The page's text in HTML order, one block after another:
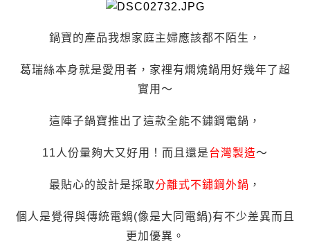
鍋寶的產品我想家庭主婦應該都不陌生，
葛瑞絲本身就是愛用者，家裡有燜燒鍋用好幾年了超
實用～
這陣子鍋寶推出了這款全能不鏽鋼電鍋，
11人份量夠大又好用！而且還是台灣製造～
最貼心的設計是採取分離式不鏽鋼外鍋 ，
個人是覺得與傳統電鍋(像是大同電鍋)有不少差異而且
更加優異。